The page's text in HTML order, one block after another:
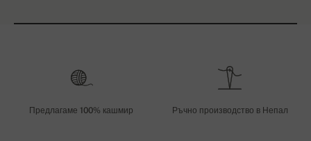
Предлагаме 100% кашмир Ръчно производство в Непал